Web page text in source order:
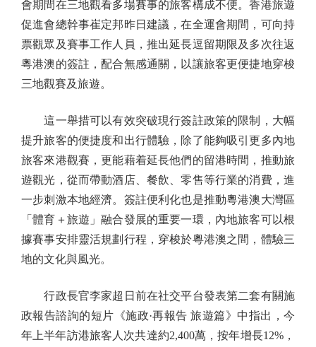
會期間在三地觀看多場賽事的旅客構成不便。香港旅遊
促進會總幹事崔定邦昨日建議，在全運會期間，可向持
票觀眾及賽事工作人員，推出延長逗留期限及多次往返
粵港澳的簽註，配合無感通關，以讓旅客更便捷地穿梭
三地觀賽及旅遊。
這一舉措可以有效突破現行簽註政策的限制，大幅
提升旅客的便捷度和出行體驗，除了能夠吸引更多內地
旅客來港觀賽，更能藉着延長他們的留港時間，推動旅
遊觀光，從而帶動酒店、餐飲、零售等行業的消費，進
一步刺激本地經濟。簽註便利化也是推動粵港澳大灣區
「體育＋旅遊」融合發展的重要一環，內地旅客可以根
據賽事安排靈活規劃行程，穿梭於粵港澳之間，體驗三
地的文化與風光。
行政長官李家超日前在社交平台發表第二套有關施
政報告諮詢的短片《施政·再報告 旅遊篇》中指出，今
年上半年訪港旅客人次共達約2,400萬，按年增長12%，